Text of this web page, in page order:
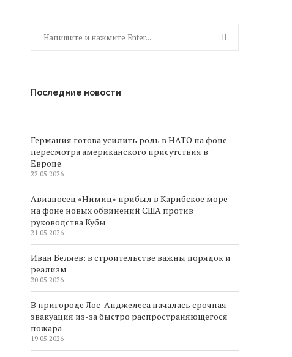
Последние новости
Германия готова усилить роль в НАТО на фоне
пересмотра американского присутствия в
Европе
22.05.2026
Авианосец «Нимиц» прибыл в Карибское море
на фоне новых обвинений США против
руководства Кубы
21.05.2026
Иван Беляев: в строительстве важны порядок и
реализм
20.05.2026
В пригороде Лос-Анджелеса началась срочная
эвакуация из-за быстро распространяющегося
пожара
19.05.2026